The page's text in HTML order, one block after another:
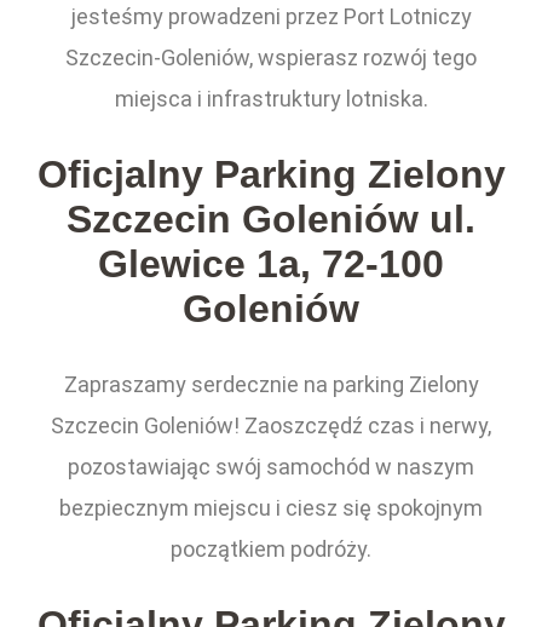
jesteśmy prowadzeni przez Port Lotniczy
Szczecin-Goleniów, wspierasz rozwój tego
miejsca i infrastruktury lotniska.
Oficjalny Parking Zielony
Szczecin Goleniów ul.
Glewice 1a, 72-100
Goleniów
Zapraszamy serdecznie na parking Zielony
Szczecin Goleniów! Zaoszczędź czas i nerwy,
pozostawiając swój samochód w naszym
bezpiecznym miejscu i ciesz się spokojnym
początkiem podróży.